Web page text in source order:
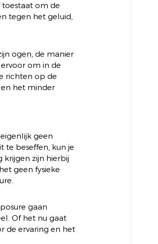
om de
tegen het geluid,
ogen, de manier
om in de
richten op de
het minder
geen
te beseffen, kun je
krijgen zijn hierbij
geen fysieke
gaan
Of het nu gaat
de ervaring en het